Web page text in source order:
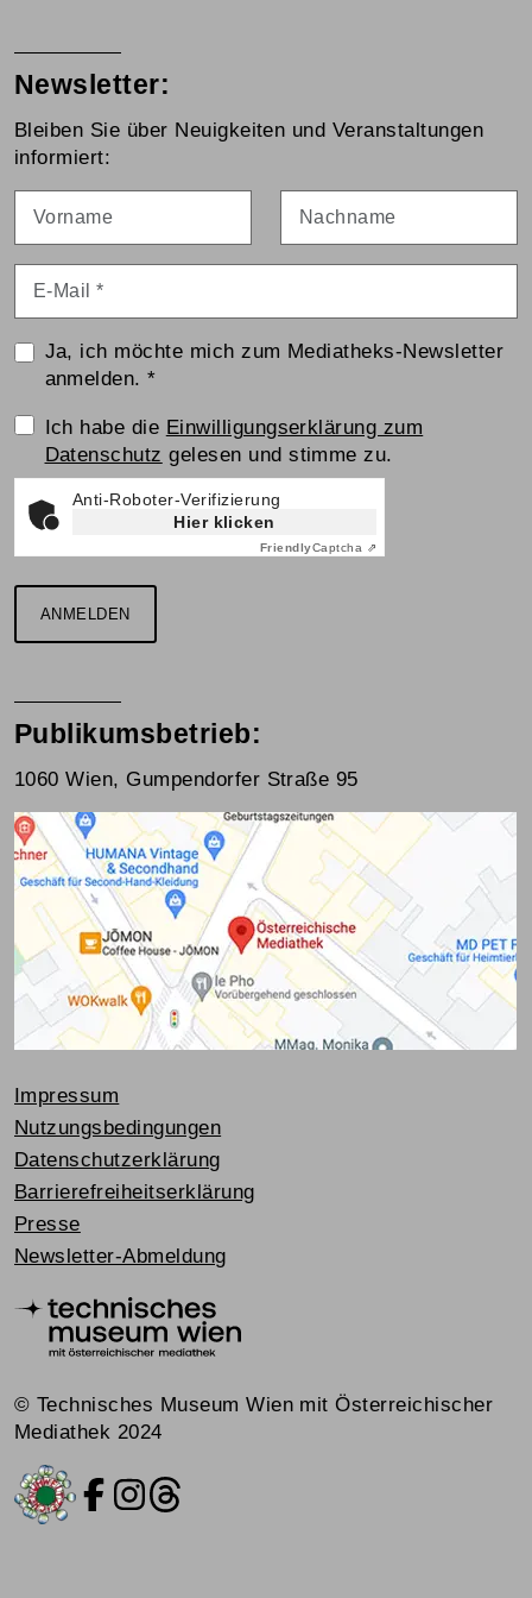
Newsletter:
Bleiben Sie über Neuigkeiten und Veranstaltungen
informiert:
Ja, ich möchte mich zum Mediatheks-Newsletter
anmelden.*
Einwilligungserklärung
Ich habe die Einwilligungserklärung zum
Datenschutz gelesen und stimme zu.
Anti-Roboter-Verifizierung
Hier klicken
FriendlyCaptcha ⇗
ANMELDEN
Publikumsbetrieb:
1060 Wien, Gumpendorfer Straße 95
Impressum
Nutzungsbedingungen
Datenschutzerklärung
Barrierefreiheitserklärung
Presse
Newsletter-Abmeldung
© Technisches Museum Wien mit Österreichischer
Mediathek 2024